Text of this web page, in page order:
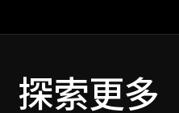
探索更多